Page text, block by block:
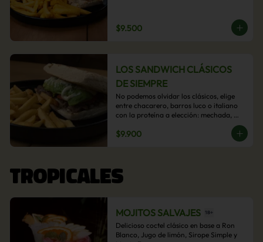
$9.500
LOS SANDWICH CLÁSICOS
DE SIEMPRE
No podemos olvidar los clásicos, elige
entre chacarero, barros luco o italiano
con la proteína a elección: mechada,
acompañamiento de papas fritas.
$9.900
TROPICALES
MOJITOS SALVAJES
Delicioso coctel clásico en base a Ron
Blanco, Jugo de limón, Sirope Simple y